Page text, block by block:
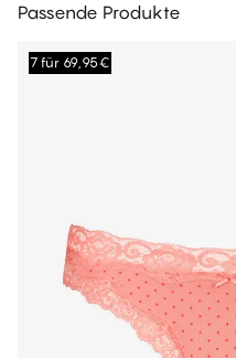
Passende Produkte
7 für 69,95€